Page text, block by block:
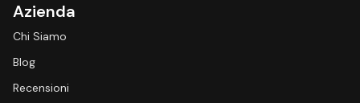
Azienda
Chi Siamo
Blog
Recensioni